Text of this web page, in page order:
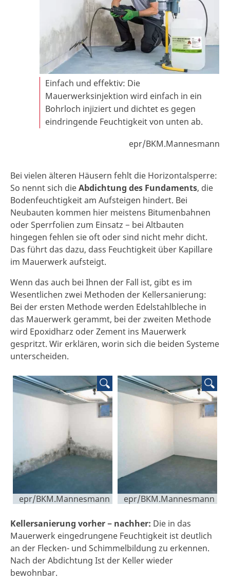
Einfach und effektiv: Die
Mauerwerksinjektion wird einfach in ein
Bohrloch injiziert und dichtet es gegen
eindringende Feuchtigkeit von unten ab.
epr/BKM.Mannesmann
Bei vielen älteren Häusern fehlt die Horizontalsperre:
So nennt sich dieAbdichtung des Fundaments, die
Bodenfeuchtigkeit am Aufsteigen hindert. Bei
Neubauten kommen hier meistens Bitumenbahnen
oder Sperrfolien zum Einsatz − bei Altbauten
hingegen fehlen sie oft oder sind nicht mehr dicht.
Das führt das dazu, dass Feuchtigkeit über Kapillare
im Mauerwerk aufsteigt.
Wenn das auch bei Ihnen der Fall ist, gibt es im
Wesentlichen zwei Methoden der Kellersanierung:
Bei der ersten Methode werden Edelstahlbleche in
das Mauerwerk gerammt, bei der zweiten Methode
wird Epoxidharz oder Zement ins Mauerwerk
gespritzt. Wir erklären, worin sich die beiden Systeme
unterscheiden.
epr/BKM.Mannesmann epr/BKM.Mannesmann
Kellersanierung vorher − nachher: Die in das
Mauerwerk eingedrungene Feuchtigkeit ist deutlich
an der Flecken- und Schimmelbildung zu erkennen.
Nach der Abdichtung Ist der Keller wieder
bewohnbar.